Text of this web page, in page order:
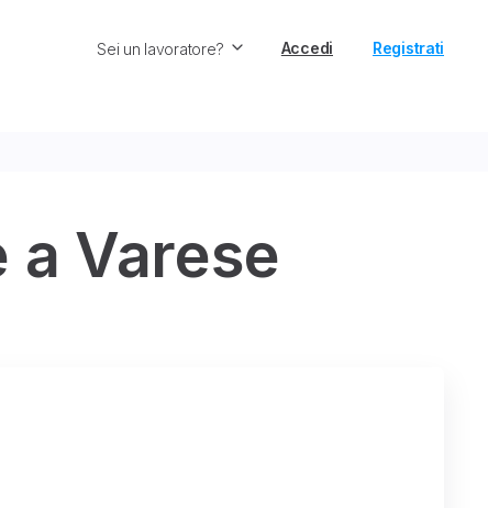
Sei un lavoratore? Accedi Registrati
Varese